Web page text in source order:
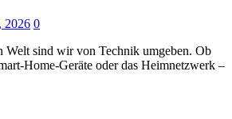
2026 0
Welt sind wir von Technik umgeben. Ob
Home-Geräte oder das Heimnetzwerk –